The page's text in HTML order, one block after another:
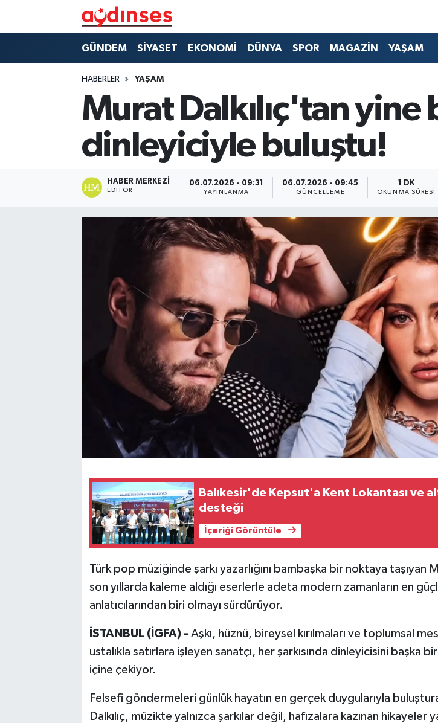
GÜNDEM SİYASET EKONOMİ DÜNYA SPOR MAGAZİN YAŞAM
HABERLER YAŞAM
Murat Dalkılıç'tan
dinleyiciyle buluştu!
HABER MERKEZI
EDITÖR
06.07.2026 - 09:31
YAYINLANMA
06.07.2026 - 09:45
GÜNCELLEME
1 DK
OKUNMA SÜRESI
Balıkesir'de Kepsut'a Kent Lokantası ve
desteği
İçeriği Görüntüle
Türk pop müziğinde şarkı yazarlığını bambaşka bir noktaya taşıyan
son yıllarda kaleme aldığı eserlerle adeta modern zamanların en
anlatıcılarından biri olmayı sürdürüyor.
İSTANBUL (İGFA) - Aşkı, hüznü, bireysel kırılmaları ve toplumsal
ustalıkla satırlara işleyen sanatçı, her şarkısında dinleyicisini başka
içine çekiyor.
Felsefi göndermeleri günlük hayatın en gerçek duygularıyla
Dalkılıç, müzikte yalnızca şarkılar değil, hafızalara kazınan hikayeler
Nöbetçi Eczaneler
Hava Durumu
Aydin Namaz Vakitleri
Trafik Durumu
Tüm Manşetler